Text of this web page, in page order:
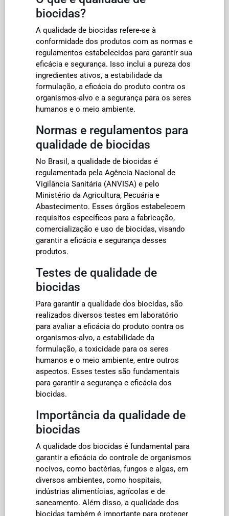
biocidas?
A qualidade de biocidas refere-se à
conformidade dos produtos com as normas e
regulamentos estabelecidos para garantir sua
eficácia e segurança. Isso inclui a pureza dos
ingredientes ativos, a estabilidade da
formulação, a eficácia do produto contra os
organismos-alvo e a segurança para os seres
humanos e o meio ambiente.
Normas e regulamentos para
qualidade de biocidas
No Brasil, a qualidade de biocidas é
regulamentada pela Agência Nacional de
Vigilância Sanitária (ANVISA) e pelo
Ministério da Agricultura, Pecuária e
Abastecimento. Esses órgãos estabelecem
requisitos específicos para a fabricação,
comercialização e uso de biocidas, visando
garantir a eficácia e segurança desses
produtos.
Testes de qualidade de
biocidas
Para garantir a qualidade dos biocidas, são
realizados diversos testes em laboratório
para avaliar a eficácia do produto contra os
organismos-alvo, a estabilidade da
formulação, a toxicidade para os seres
humanos e o meio ambiente, entre outros
aspectos. Esses testes são fundamentais
para garantir a segurança e eficácia dos
biocidas.
Importância da qualidade de
biocidas
A qualidade dos biocidas é fundamental para
garantir a eficácia do controle de organismos
nocivos, como bactérias, fungos e algas, em
diversos ambientes, como hospitais,
indústrias alimentícias, agrícolas e de
saneamento. Além disso, a qualidade dos
biocidas também é importante para proteger